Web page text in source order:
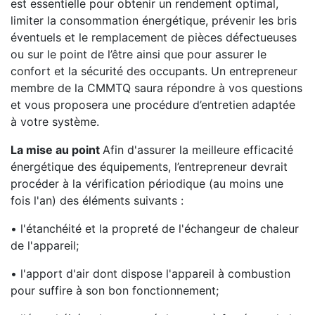
est essentielle pour obtenir un rendement optimal,
limiter la consommation énergétique, prévenir les bris
éventuels et le remplacement de pièces défectueuses
ou sur le point de l’être ainsi que pour assurer le
confort et la sécurité des occupants. Un entrepreneur
membre de la CMMTQ saura répondre à vos questions
et vous proposera une procédure d’entretien adaptée
à votre système.
La mise au point Afin d'assurer la meilleure efficacité
énergétique des équipements, l’entrepreneur devrait
procéder à la vérification périodique (au moins une
fois l'an) des éléments suivants :
• l'étanchéité et la propreté de l'échangeur de chaleur
de l'appareil;
• l'apport d'air dont dispose l'appareil à combustion
pour suffire à son bon fonctionnement;